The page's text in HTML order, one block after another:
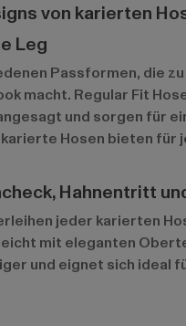
von karierten
Leg
Passformen, die
macht. Regular Fit
und sorgen für
Hosen bieten für
Hahnentritt
jeder karierten
mit eleganten
und eignet sich ideal